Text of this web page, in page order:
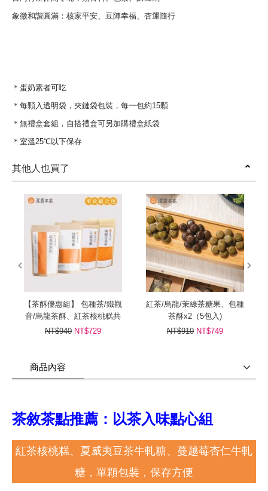
象徵和諧圓滿：核家平安、豆陣幸福、杏運隨行
＊蛋奶素者可吃
＊每顆入透明袋，夾鏈袋包裝，每一包約15顆
＊無禮盒套組，自搭禮盒可另加購禮盒紙袋
＊室溫25℃以下保存
其他人也買了
【茶酥優惠組】 包種茶/鐵觀
音/烏龍茶酥、紅茶核桃糕共
4入
NT$940 NT$729
紅茶/烏龍/茉綠茶糖果、包種
茶酥x2（5包入)
NT$910 NT$749
next
商品內容
茶敘茶點推薦：以茶入味點心組
紅茶核桃糕、夏威夷豆茶牛軋糖、蔓越莓杏仁牛軋
糖，單顆包裝，保存方便